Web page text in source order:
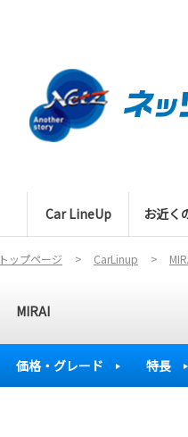
Car LineUp お近く
トップページ CarLinup
MIRAI
価格・グレード 特長